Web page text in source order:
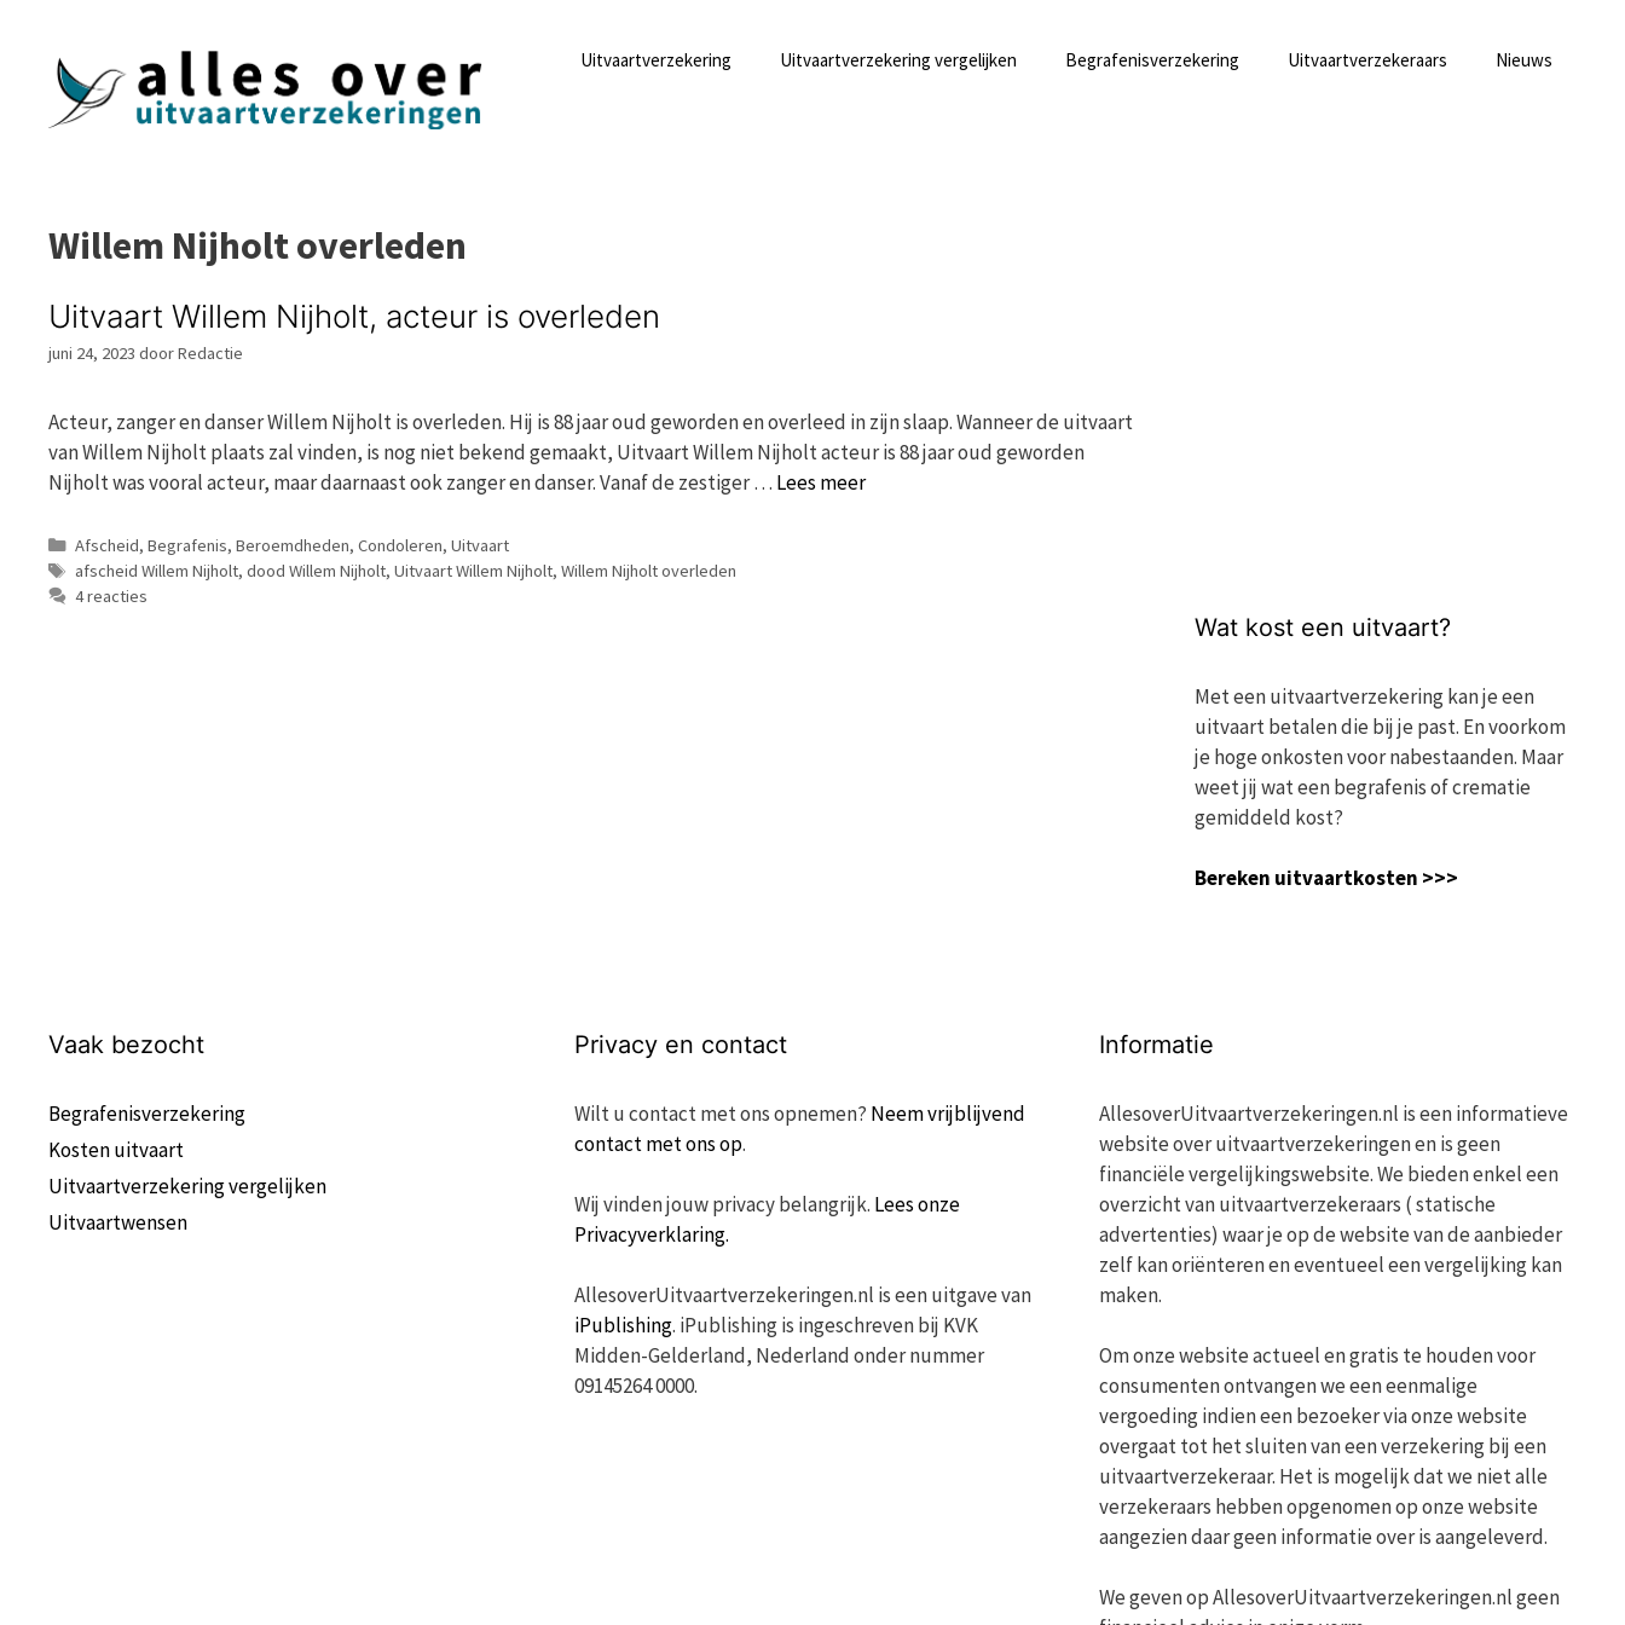
Uitvaartverzekering Uitvaartverzekering vergelijken Begrafenisverzekering Uitvaartverzekeraars Nieuws
Willem Nijholt overleden
Uitvaart Willem Nijholt, acteur is overleden
juni 24, 2023 doorRedactie
Acteur, zanger en danser Willem Nijholt is overleden. Hij is 88 jaar oud geworden en overleed in zijn slaap. Wanneer de uitvaart
van Willem Nijholt plaats zal vinden, is nog niet bekend gemaakt, Uitvaart Willem Nijholt acteur is 88 jaar oud geworden
Nijholt was vooral acteur, maar daarnaast ook zanger en danser. Vanaf de zestiger … Lees meer
Categorieën
Afscheid, Begrafenis, Beroemdheden, Condoleren, Uitvaart
Tags
afscheid Willem Nijholt, dood Willem Nijholt, Uitvaart Willem Nijholt, Willem Nijholt overleden
4 reacties
Wat kost een uitvaart?
Met een uitvaartverzekering kan je een
uitvaart betalen die bij je past. En voorkom
je hoge onkosten voor nabestaanden. Maar
weet jij wat een begrafenis of crematie
gemiddeld kost?
Bereken uitvaartkosten >>>
Vaak bezocht
Begrafenisverzekering
Kosten uitvaart
Uitvaartverzekering vergelijken
Uitvaartwensen
Privacy en contact
Wilt u contact met ons opnemen? Neem vrijblijvend
contact met ons op.
Wij vinden jouw privacy belangrijk. Lees onze
Privacyverklaring.
AllesoverUitvaartverzekeringen.nl is een uitgave van
iPublishing. iPublishing is ingeschreven bij KVK
Midden-Gelderland, Nederland onder nummer
09145264 0000.
Informatie
AllesoverUitvaartverzekeringen.nl is een informatieve
website over uitvaartverzekeringen en is geen
financiële vergelijkingswebsite. We bieden enkel een
overzicht van uitvaartverzekeraars ( statische
advertenties) waar je op de website van de aanbieder
zelf kan oriënteren en eventueel een vergelijking kan
maken.
Om onze website actueel en gratis te houden voor
consumenten ontvangen we een eenmalige
vergoeding indien een bezoeker via onze website
overgaat tot het sluiten van een verzekering bij een
uitvaartverzekeraar. Het is mogelijk dat we niet alle
verzekeraars hebben opgenomen op onze website
aangezien daar geen informatie over is aangeleverd.
We geven op AllesoverUitvaartverzekeringen.nl geen